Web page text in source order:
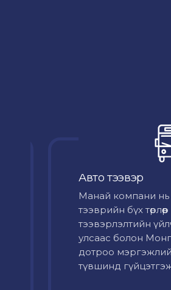
Авто тээвэр
Mанай компани нь
тээврийн бүх төрлөөр
тээвэрлэлтийн
улсаас болон
дотроо
түвшинд